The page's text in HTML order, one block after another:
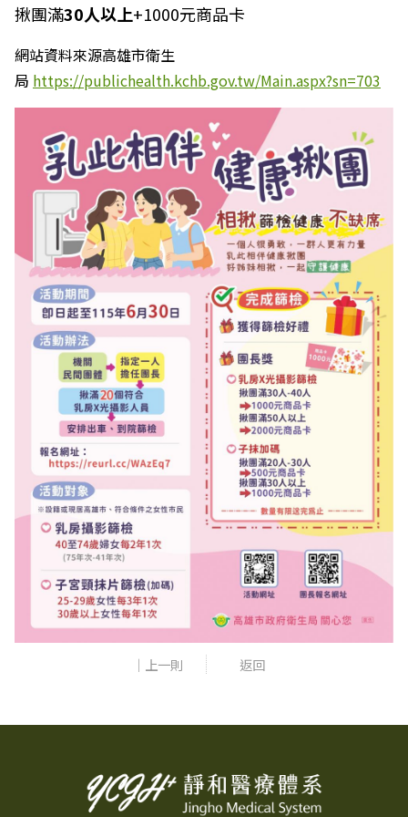
揪團滿30人以上+1000元商品卡
網站資料來源高雄市衛生
局 https://publichealth.kchb.gov.tw/Main.aspx?sn=703
｜上一則 返回